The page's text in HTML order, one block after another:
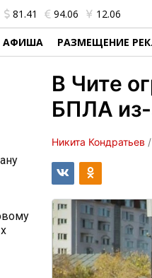
81.41 94.06 12.06
АФИША РАЗМЕЩЕНИЕ
В Чите
БПЛА из-
Никита Кондратьев